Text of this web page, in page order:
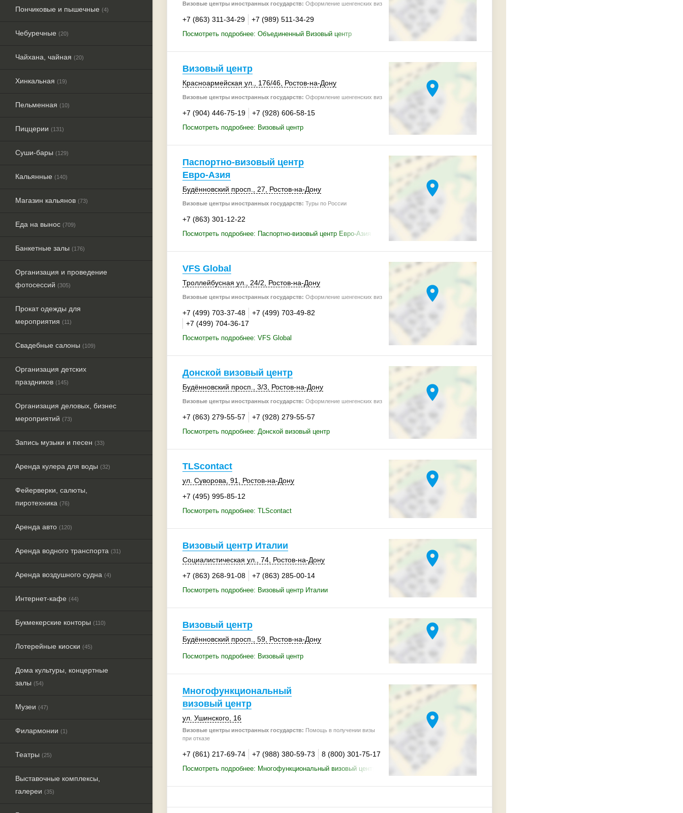
Пончиковые и пышечные (4)
Чебуречные (20)
Чайхана, чайная (20)
Хинкальная (19)
Пельменная (10)
Пиццерии (131)
Суши-бары (129)
Кальянные (140)
Магазин кальянов (73)
Еда на вынос (709)
Банкетные залы (176)
Организация и проведение
фотосессий (305)
Прокат одежды для
мероприятия (11)
Свадебные салоны (109)
Организация детских
праздников (145)
Организация деловых, бизнес
мероприятий (73)
Запись музыки и песен (33)
Аренда кулера для воды (32)
Фейерверки, салюты,
пиротехника (76)
Аренда авто (120)
Аренда водного транспорта (31)
Аренда воздушного судна (4)
Интернет-кафе (44)
Букмекерские конторы (110)
Лотерейные киоски (45)
Дома культуры, концертные
залы (54)
Музеи (47)
Филармонии (1)
Театры (25)
Выставочные комплексы,
галереи (35)
Визовые центры иностранных государств: Оформление шенгенских виз
+7 (863) 311-34-29 +7 (989) 511-34-29
Посмотреть подробнее: Объединенный Визовый центр
Визовый центр
Красноармейская ул. 176/46, Ростов-на-Дону
Визовые центры иностранных государств: Оформление шенгенских виз
+7 (904) 446-75-19 +7 (928) 606-58-15
Посмотреть подробнее: Визовый центр
location_on
Паспортно-визовый центр
Евро-Азия
Будённовский просп., 27, Ростов-на-Дону
Визовые центры иностранных государств: Туры по России
+7 (863) 301-12-22
Посмотреть подробнее: Паспортно-визовый центр Евро-Азия
location_on
VFS Global
Троллейбусная ул. 24/2 Ростов-на-Дону
Визовые центры иностранных государств: Оформление шенгенских виз
+7 (499) 703-37-48
+7 (499) 703-49-82
+7 (499) 704-36-17
Посмотреть подробнее: VFS Global
location_on
Донской визовый центр
Будённовский просп. 3/3 Ростов-на-Дону
Визовые центры иностранных государств: Оформление шенгенских виз
+7 (863) 279-55-57 +7 (928) 279-55-57
Посмотреть подробнее: Донской визовый центр
location_on
TLScontact
ул. Суворова, 91
Ростов-на-Дону
+7 (495) 995-85-12
Посмотреть подробнее: TLScontact
location_on
Визовый центр Италии
Социалистическая ул., 74, Ростов-на-Дону
+7 (863) 268-91-08
+7 (863) 285-00-14
Посмотреть подробнее: Визовый центр Италии
location_on
Визовый центр
Будённовский просп., 59, Ростов-на-Дону
Посмотреть подробнее: Визовый центр
location_on
Многофункциональный
визовый центр
ул. Ушинского, 16
Визовые центры иностранных государств: Помощь в получении визы
при отказе
+7 (861) 217-69-74 +7 (988) 380-59-73 8 (800) 301-75-17
Посмотреть подробнее: Многофункциональный визовый центр
location_on